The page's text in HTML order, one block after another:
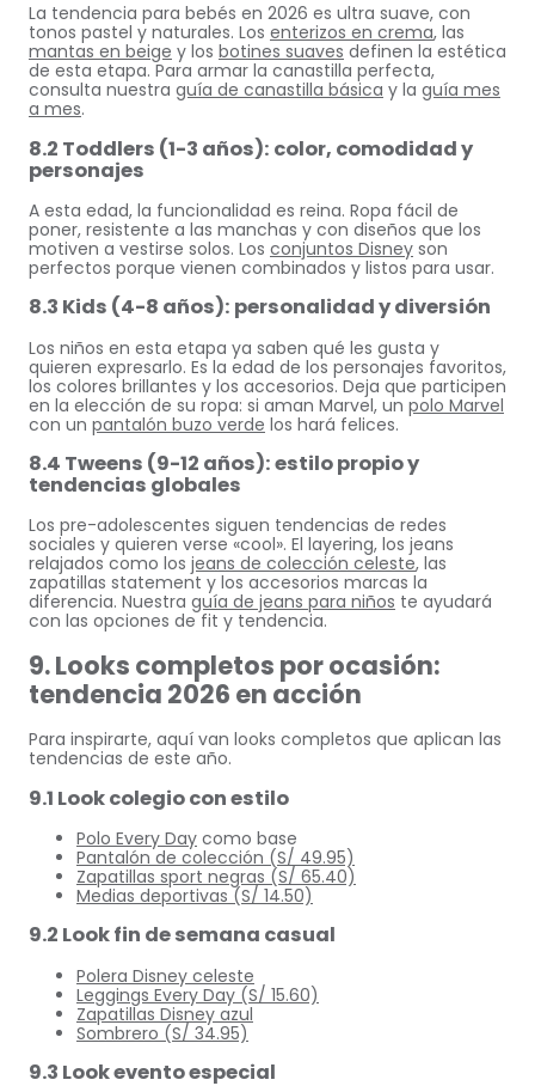
La tendencia para bebés en 2026 es ultra suave, con
tonos pastel y naturales. Los enterizos en crema, las
mantas en beige y los botines suaves definen la estética
de esta etapa. Para armar la canastilla perfecta,
consulta nuestra guía de canastilla básica y la guía mes
a mes.
8.2 Toddlers (1-3 años): color, comodidad y
personajes
A esta edad, la funcionalidad es reina. Ropa fácil de
poner, resistente a las manchas y con diseños que los
motiven a vestirse solos. Los conjuntos Disney son
perfectos porque vienen combinados y listos para usar.
8.3 Kids (4-8 años): personalidad y diversión
Los niños en esta etapa ya saben qué les gusta y
quieren expresarlo. Es la edad de los personajes favoritos,
los colores brillantes y los accesorios. Deja que participen
en la elección de su ropa: si aman Marvel, un polo Marvel
con un pantalón buzo verde los hará felices.
8.4 Tweens (9-12 años): estilo propio y
tendencias globales
Los pre-adolescentes siguen tendencias de redes
sociales y quieren verse «cool». El layering, los jeans
relajados como los jeans de colección celeste, las
zapatillas statement y los accesorios marcas la
diferencia. Nuestra guía de jeans para niños te ayudará
con las opciones de fit y tendencia.
9. Looks completos por ocasión:
tendencia 2026 en acción
Para inspirarte, aquí van looks completos que aplican las
tendencias de este año.
9.1 Look colegio con estilo
Polo Every Day como base
Pantalón de colección (S/ 49.95)
Zapatillas sport negras (S/ 65.40)
Medias deportivas (S/ 14.50)
9.2 Look fin de semana casual
Polera Disney celeste
Leggings Every Day (S/ 15.60)
Zapatillas Disney azul
Sombrero (S/ 34.95)
9.3 Look evento especial